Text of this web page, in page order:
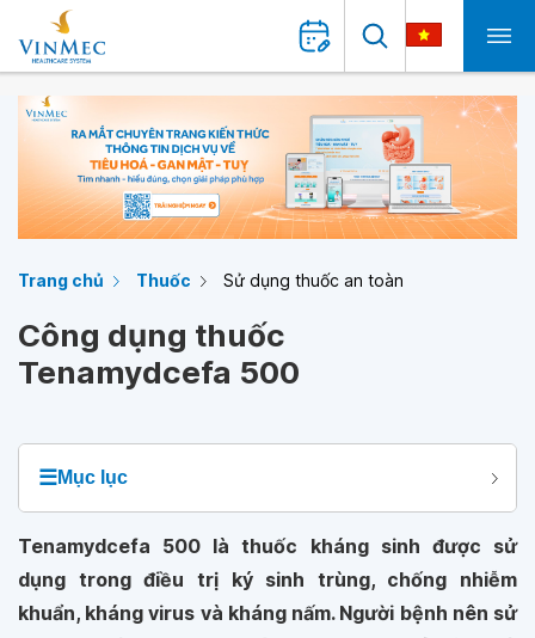
Trang chủ Thuốc Sử dụng thuốc an toàn
Công dụng thuốc
Tenamydcefa 500
☰Mục lục
Tenamydcefa 500 là thuốc kháng sinh được sử
dụng trong điều trị ký sinh trùng, chống nhiễm
khuẩn, kháng virus và kháng nấm. Người bệnh nên sử